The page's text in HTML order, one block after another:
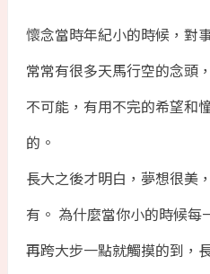
懷念當時年紀小的時候，對
常常有很多天馬行空的念頭
不可能，有用不完的希望和
的。
長大之後才明白，夢想很美
有。 為什麼當你小的時候
再跨大步一點就觸摸的到，